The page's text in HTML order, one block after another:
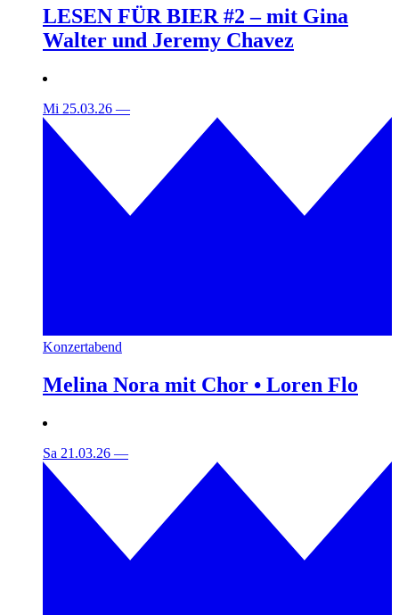
LESEN FÜR BIER #2 – mit Gina
Walter und Jeremy Chavez
Mi 25.03.26 —
Konzertabend
Melina Nora mit Chor • Loren Flo
Sa 21.03.26 —